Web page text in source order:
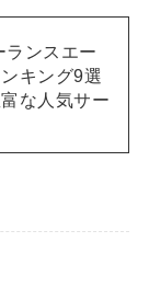
ランスエー
キング9選
な人気サー